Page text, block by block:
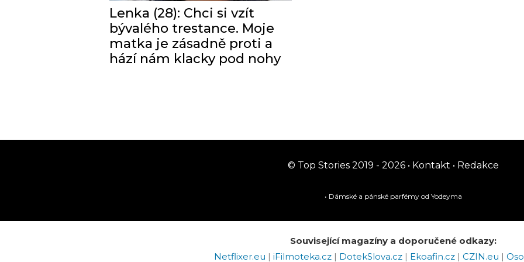
Lenka (28): Chci si vzít
bývalého trestance. Moje
matka je zásadně proti a
hází nám klacky pod nohy
© Top Stories 2019 - 2026 •Kontakt •Redakce
• Dámské a pánské parfémyod Yodeyma
Související magazíny a doporučené odkazy:
Netflixer.eu | iFilmoteka.cz | DotekSlova.cz | Ekoafin.cz | CZIN.eu |